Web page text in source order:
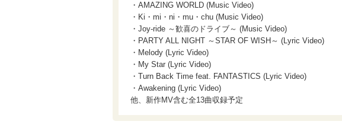
・AMAZING WORLD (Music Video)
・Ki・mi・ni・mu・chu (Music Video)
・Joy-ride ～歓喜のドライブ～ (Music Video)
・PARTY ALL NIGHT ～STAR OF WISH～ (Lyric Video)
・Melody (Lyric Video)
・My Star (Lyric Video)
・Turn Back Time feat. FANTASTICS (Lyric Video)
・Awakening (Lyric Video)
他、新作MV含む全13曲収録予定